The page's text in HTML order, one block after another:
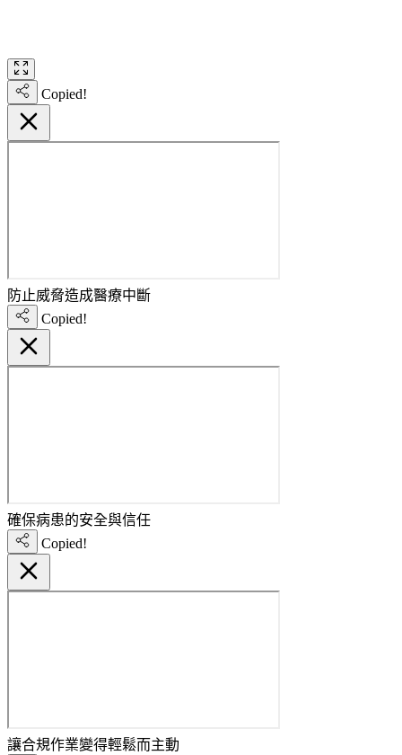
Copied!
防止威脅造成醫療中斷
Copied!
確保病患的安全與信任
Copied!
讓合規作業變得輕鬆而主動